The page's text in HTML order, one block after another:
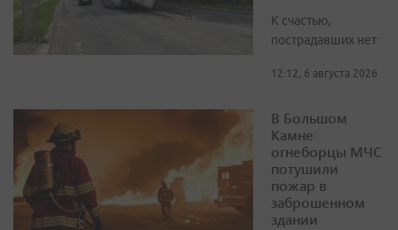
К счастью,
пострадавших нет
12:12, 6 августа 2026
В Большом
Камне
огнеборцы МЧС
потушили
пожар в
заброшенном
здании